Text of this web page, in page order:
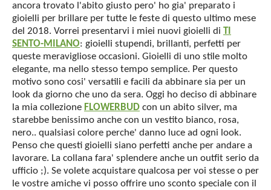
ancora trovato l'abito giusto pero' ho gia' preparato i
gioielli per brillare per tutte le feste di questo ultimo mese
del 2018. Vorrei presentarvi i miei nuovi gioielli di TI
SENTO-MILANO: gioielli stupendi, brillanti, perfetti per
queste meravigliose occasioni. Gioielli di uno stile molto
elegante, ma nello stesso tempo semplice. Per questo
motivo sono cosi' versatili e facili da abbinare sia per un
look da giorno che uno da sera. Oggi ho deciso di abbinare
la mia collezione FLOWERBUD con un abito silver, ma
starebbe benissimo anche con un vestito bianco, rosa,
nero.. qualsiasi colore perche' danno luce ad ogni look.
Penso che questi gioielli siano perfetti anche per andare a
lavorare. La collana fara' splendere anche un outfit serio da
ufficio ;). Se volete acquistare qualcosa per voi stesse o per
le vostre amiche vi posso offrire uno sconto speciale con il